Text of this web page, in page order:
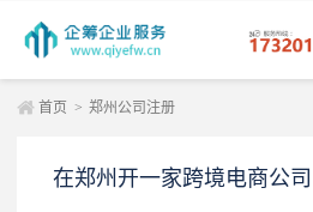
首页 > 郑州公司注册
在郑州开一家跨境电商公